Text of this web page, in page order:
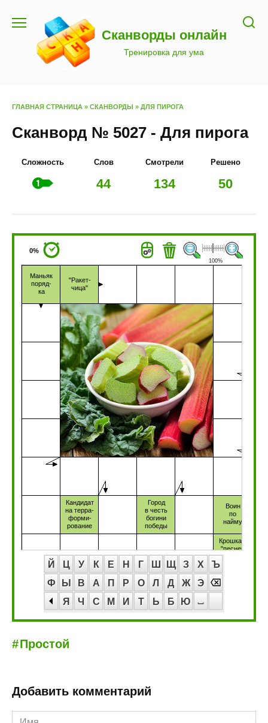
содержанию
Сканворды онлайн
Тренировка для ума
ГЛАВНАЯ СТРАНИЦА » СКАНВОРДЫ » ДЛЯ ПИРОГА
Сканворд № 5027 - Для пирога
Сложность Слов
44
Смотрели
134
Решено
50
0%
100%
Й Ц У К Е Н Г Ш Щ З Х
Ъ
Ф
Ы В А П Р О Л Д Ж
Э
Я
Ч С М И Т Ь Б Ю
Простой
Добавить комментарий
Имя